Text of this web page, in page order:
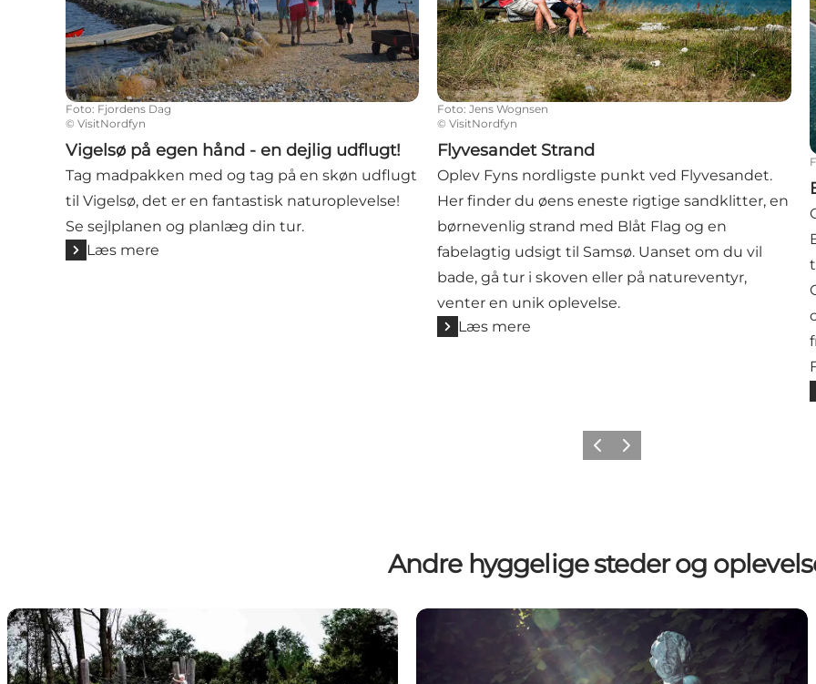
Foto: Fjordens Dag
© VisitNordfyn
Vigelsø på egen hånd - en dejlig udflugt!
Tag madpakken med og tag på en skøn udflugt
til Vigelsø, det er en fantastisk naturoplevelse!
Se sejlplanen og planlæg din tur.
Læs mere
Foto: Jens Wognsen
©VisitNordfyn
Flyvesandet Strand
Oplev Fyns nordligste punkt ved Flyvesandet.
Her finder du øens eneste rigtige sandklitter, en
børnevenlig strand med Blåt Flag og en
fabelagtig udsigt til Samsø. Uanset om du vil
bade, gå tur i skoven eller på natureventyr,
venter en unik oplevelse.
Læs mere
Forrige billede
Næste billede
Andre hyggelige steder og
Hyggedag ved Hasmark Strandoase Manneken Pis, Bogense